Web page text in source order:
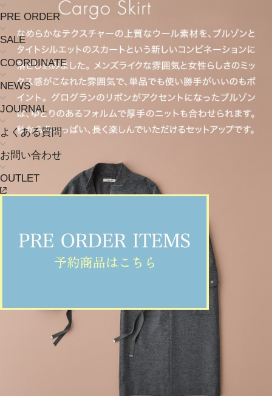
PRE ORDER
SALE
COORDINATE
NEWS
JOURNAL
よくある質問
お問い合わせ
OUTLET